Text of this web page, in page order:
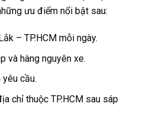
ưu điểm nổi bật sau:
– TP.HCM mỗi ngày.
và hàng nguyên xe.
cầu.
chỉ thuộc TP.HCM sau sáp